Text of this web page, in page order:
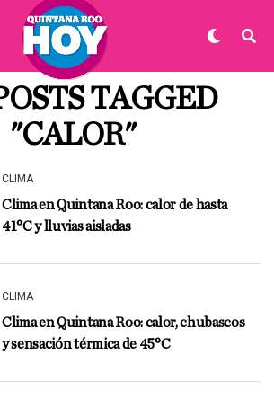
TAGGED
"CALOR"
CLIMA
Clima en Quintana Roo: calor de hasta
41°C y lluvias aisladas
CLIMA
Clima en Quintana Roo: calor, chubascos
y sensación térmica de 45°C